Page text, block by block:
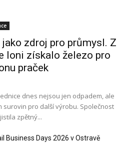
zdroj pro průmysl. Z
loni získalo železo pro
praček
dnes nejsou jen odpadem, ale
surovin pro další výrobu. Společnost
zpětný...
Business Days 2026 v Ostravě